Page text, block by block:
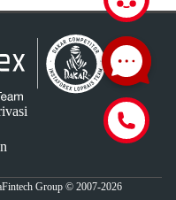
Group © 2007-2026